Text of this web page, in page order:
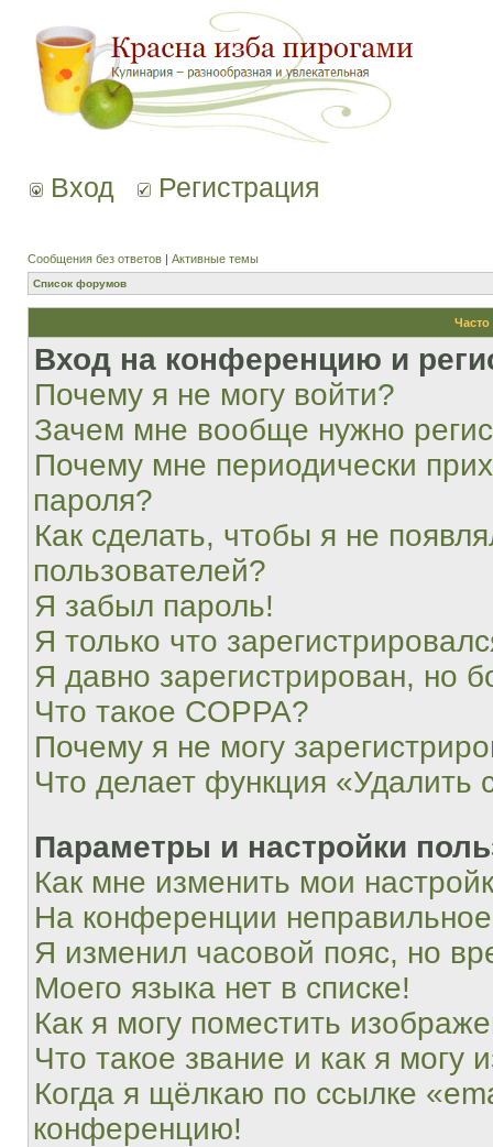
Вход Регистрация
Сообщения без ответов | Активные темы
Список форумов
Вход на конференцию и
Почему я не могу войти?
Зачем мне вообще нужно
Почему мне периодически
пароля?
Как сделать, чтобы я не
пользователей?
Я забыл пароль!
Я только что
Я давно зарегистрирован, но
Что такое COPPA?
Почему я не могу
Что делает функция «Удалить
Параметры и настройки
Как мне изменить мои
На конференции
Я изменил часовой пояс, но
Моего языка нет в списке!
Как я могу поместить
Что такое звание и как я могу
Когда я щёлкаю по ссылке
конференцию!